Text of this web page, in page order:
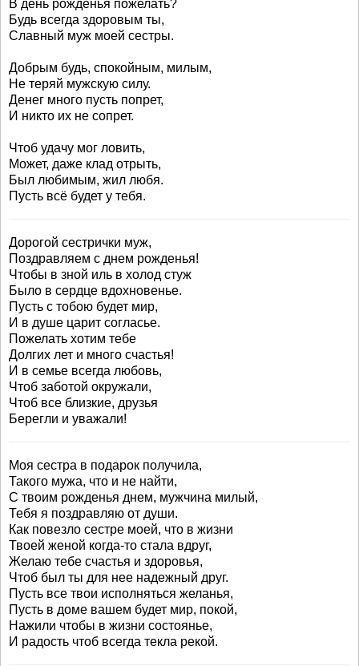
В день рожденья пожелать?
Будь всегда здоровым ты,
Славный муж моей сестры.
Добрым будь, спокойным, милым,
Не теряй мужскую силу.
Денег много пусть попрет,
И никто их не сопрет.
Чтоб удачу мог ловить,
Может, даже клад отрыть,
Был любимым, жил любя.
Пусть всё будет у тебя.
Дорогой сестрички муж,
Поздравляем с днем рожденья!
Чтобы в зной иль в холод стуж
Было в сердце вдохновенье.
Пусть с тобою будет мир,
И в душе царит согласье.
Пожелать хотим тебе
Долгих лет и много счастья!
И в семье всегда любовь,
Чтоб заботой окружали,
Чтоб все близкие, друзья
Берегли и уважали!
Моя сестра в подарок получила,
Такого мужа, что и не найти,
С твоим рожденья днем, мужчина милый,
Тебя я поздравляю от души.
Как повезло сестре моей, что в жизни
Твоей женой когда-то стала вдруг,
Желаю тебе счастья и здоровья,
Чтоб был ты для нее надежный друг.
Пусть все твои исполняться желанья,
Пусть в доме вашем будет мир, покой,
Нажили чтобы в жизни состоянье,
И радость чтоб всегда текла рекой.